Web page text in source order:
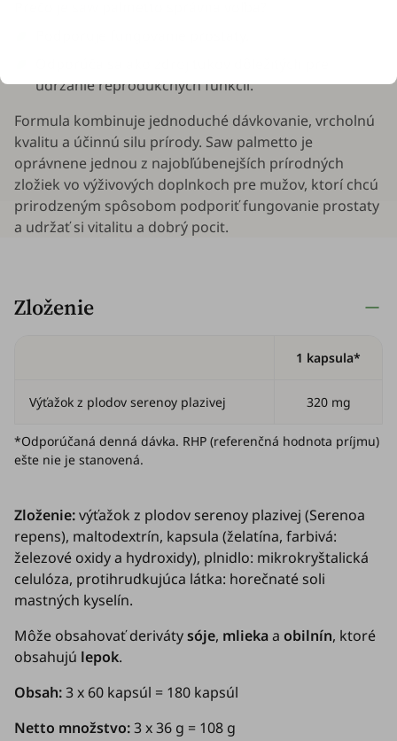
udržanie reprodukčných funkcií.
Formula kombinuje jednoduché dávkovanie, vrcholnú
kvalitu a účinnú silu prírody. Saw palmetto je
oprávnene jednou z najobľúbenejších prírodných
zložiek vo výživových doplnkoch pre mužov, ktorí chcú
prirodzeným spôsobom podporiť fungovanie prostaty
a udržať si vitalitu a dobrý pocit.
Zloženie
1 kapsula*
Výťažok z plodov serenoy plazivej 320 mg
*Odporúčaná denná dávka. RHP (referenčná hodnota príjmu)
ešte nie je stanovená.
Zloženie:výťažok z plodov serenoy plazivej (Serenoa
repens), maltodextrín, kapsula (želatína, farbivá:
železové oxidy a hydroxidy), plnidlo: mikrokryštalická
celulóza, protihrudkujúca látka: horečnaté soli
mastných kyselín.
Môže obsahovať derivátysóje, mliekaa obilnín, ktoré
obsahujú lepok.
Obsah:3 x 60 kapsúl = 180 kapsúl
Netto množstvo:3 x 36 g = 108 g